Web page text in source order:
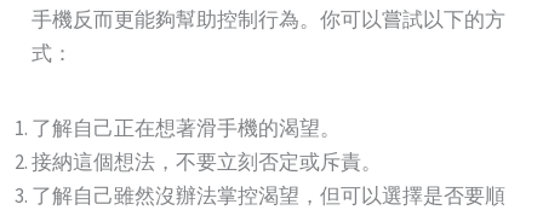
手機反而更能夠幫助控制行為。你可以嘗試以下的方
式：
了解自己正在想著滑手機的渴望。
接納這個想法，不要立刻否定或斥責。
了解自己雖然沒辦法掌控渴望，但可以選擇是否要順